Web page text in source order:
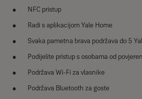
NFC pristup
Radi s aplikacijom Yale Home
Svaka pametna brava podržava do 5
Podijelite pristup s osobama od
Podržava Wi-Fi za vlasnike
Podržava Bluetooth za goste